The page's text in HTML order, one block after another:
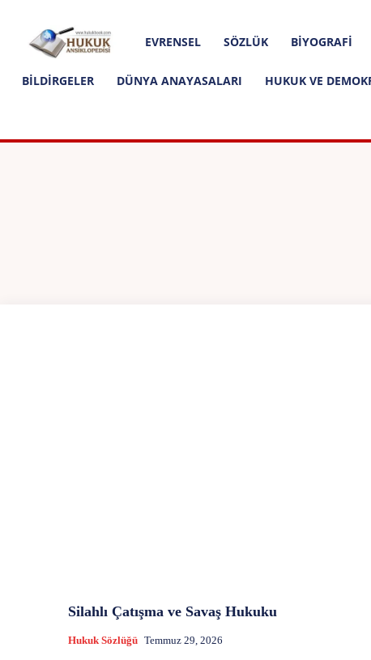
Hukuk
Ansiklopedisi
EVRENSEL SÖZLÜK BIYOGRAFI
BILDIRGELER DÜNYA ANAYASALARI HUKUK VE
Silahlı Çatışma ve Savaş Hukuku
Hukuk Sözlüğü Temmuz 29, 2026